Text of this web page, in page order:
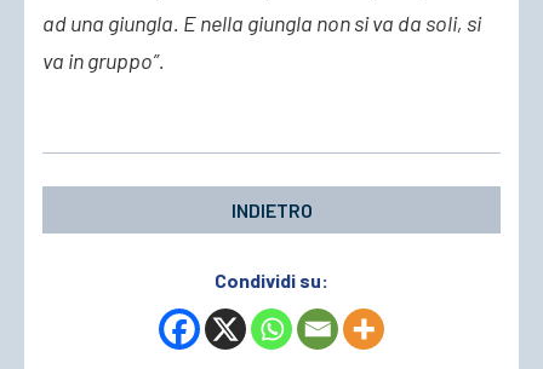
ad una giungla. E nella giungla non si va da soli, si
va in gruppo”.
INDIETRO
Condividi su: